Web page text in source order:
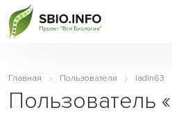
Главная Пользователи ladin63
Пользователь «